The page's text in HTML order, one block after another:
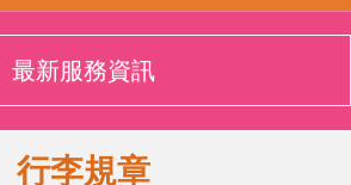
最新服務資訊
行李規章